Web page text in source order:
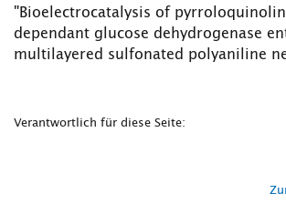
"Bioelectrocatalysis of
dependant glucose dehydrogenase
multilayered sulfonated polyaniline
Verantwortlich für diese Seite: